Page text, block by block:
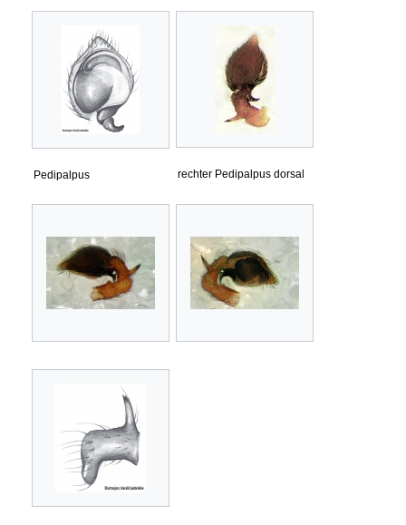
Pedipalpus rechter Pedipalpus dorsal